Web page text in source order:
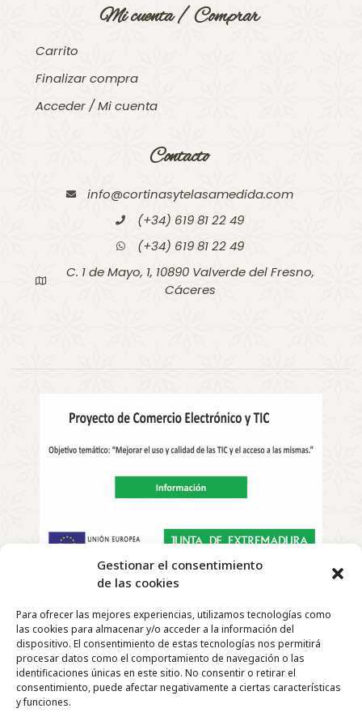
Gestionar el consentimiento
de las cookies
Para ofrecer las mejores experiencias, utilizamos tecnologías como
las cookies para almacenar y/o acceder a la información del
dispositivo. El consentimiento de estas tecnologías nos permitirá
procesar datos como el comportamiento de navegación o las
identificaciones únicas en este sitio. No consentir o retirar el
consentimiento, puede afectar negativamente a ciertas características
y funciones.
Mi cuenta / Comprar
Carrito
Finalizar compra
Acceder / Mi cuenta
Contacto
info@cortinasytelasamedida.com
(+34) 619 81 22 49
(+34) 619 81 22 49
C. 1 de Mayo, 1, 10890 Valverde del Fresno,
Cáceres
reservados |
Diseño y Desarrollo Web deAgencia Marketing
DigitalGrowth®